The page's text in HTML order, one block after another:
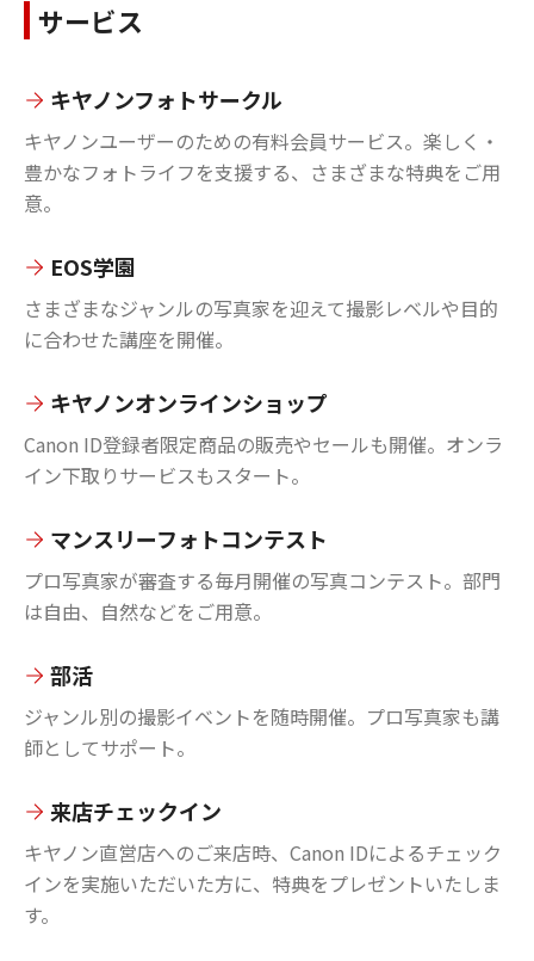
サービス
キヤノンフォトサークル
キヤノンユーザーのための有料会員サービス。楽しく・
豊かなフォトライフを支援する、さまざまな特典をご用
意。
EOS学園
さまざまなジャンルの写真家を迎えて撮影レベルや目的
に合わせた講座を開催。
キヤノンオンラインショップ
Canon ID登録者限定商品の販売やセールも開催。オンラ
イン下取りサービスもスタート。
マンスリーフォトコンテスト
プロ写真家が審査する毎月開催の写真コンテスト。部門
は自由、自然などをご用意。
部活
ジャンル別の撮影イベントを随時開催。プロ写真家も講
師としてサポート。
来店チェックイン
キヤノン直営店へのご来店時、Canon IDによるチェック
インを実施いただいた方に、特典をプレゼントいたしま
す。